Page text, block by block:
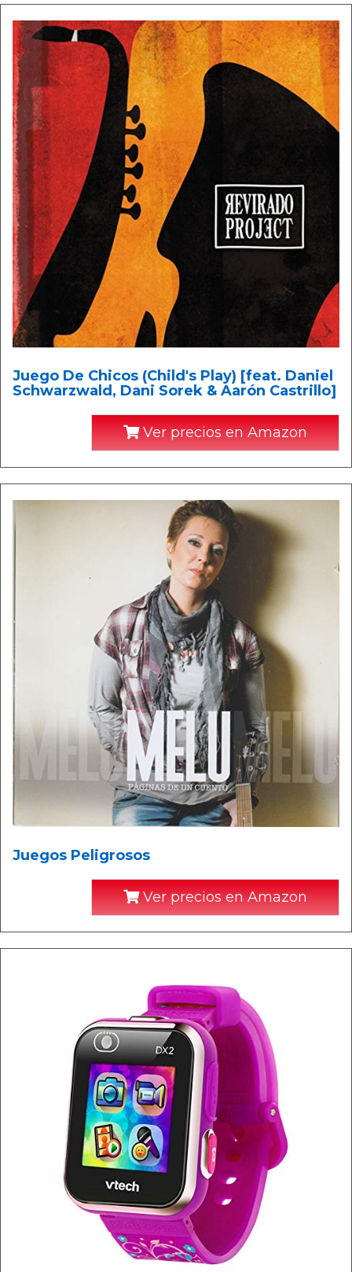
Juego De Chicos (Child's Play) [feat. Daniel
Schwarzwald, Dani Sorek & Aarón Castrillo]
Ver precios en Amazon
Juegos Peligrosos
Ver precios en Amazon